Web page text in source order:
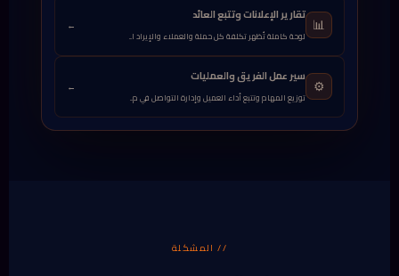
←
تقارير الإعلانات وتتبع العائد
لوحة كاملة تُظهر تكلفة كل حملة والعملاء والإيراد ا... 📊
←
سير عمل الفريق والعمليات
توزيع المهام وتتبع أداء العميل وإدارة التواصل في م... ⚙️
// المشكلة